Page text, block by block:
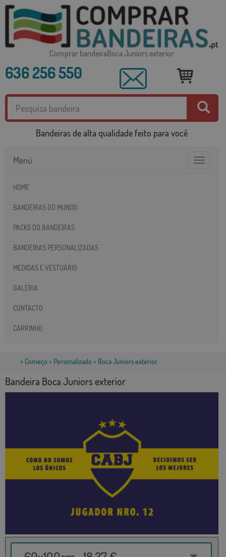
Comprar bandeiraBoca Juniors exterior
636 256 550
Bandeiras de alta qualidade feito para você
Toggle
Menú
HOME
BANDEIRAS DO MUNDO
PACKS DO BANDEIRAS
BANDEIRAS PERSONALIZADAS
MEDIDAS E VESTUÁRIO
GALERIA
CONTACTO
CARRINHO
> Começo > Personalizado > Boca Juniors exterior
Bandeira Boca Juniors exterior